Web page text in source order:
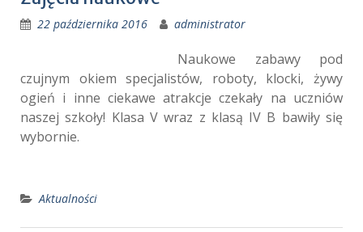
22 października 2016 administrator
Naukowe zabawy pod
czujnym okiem specjalistów, roboty, klocki, żywy
ogień i inne ciekawe atrakcje czekały na uczniów
naszej szkoły! Klasa V wraz z klasą IV B bawiły się
wybornie.
Aktualności